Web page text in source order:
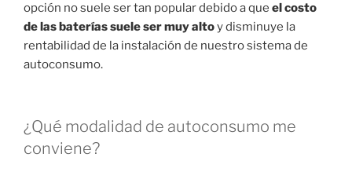
opción no suele ser tan popular debido a que el costo
de las baterías suele ser muy altoy disminuye la
rentabilidad de la instalación de nuestro sistema de
autoconsumo.
¿Qué modalidad de autoconsumo me
conviene?